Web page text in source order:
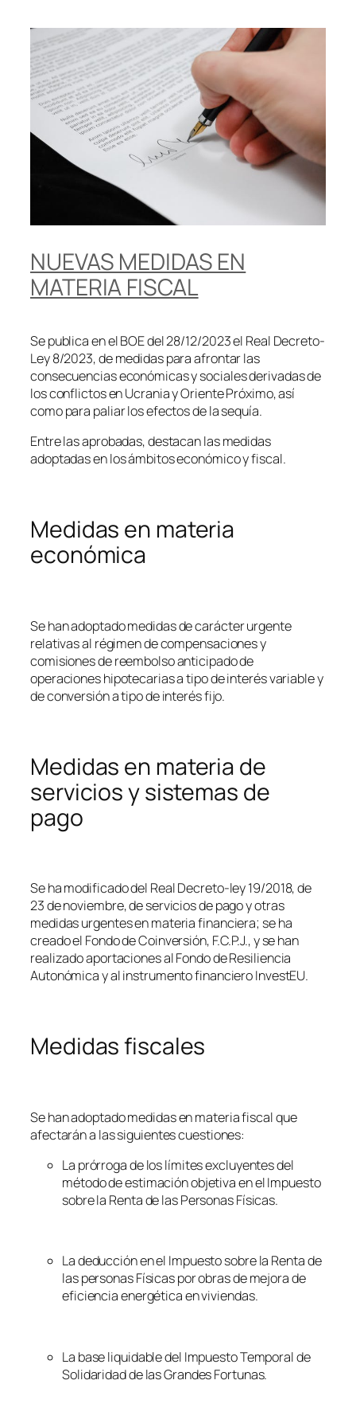
NUEVAS MEDIDAS EN
MATERIA FISCAL
Se publica en el BOE del 28/12/2023 el Real Decreto-
Ley 8/2023, de medidas para afrontar las
consecuencias económicas y sociales derivadas de
los conflictos en Ucrania y Oriente Próximo, así
como para paliar los efectos de la sequía.
Entre las aprobadas, destacan las medidas
adoptadas en los ámbitos económico y fiscal.
Medidas en materia
económica
Se han adoptado medidas de carácter urgente
relativas al régimen de compensaciones y
comisiones de reembolso anticipado de
operaciones hipotecarias a tipo de interés variable y
de conversión a tipo de interés fijo.
Medidas en materia de
servicios y sistemas de
pago
Se ha modificado del Real Decreto-ley 19/2018, de
23 de noviembre, de servicios de pago y otras
medidas urgentes en materia financiera; se ha
creado el Fondo de Coinversión, F.C.P.J., y se han
realizado aportaciones al Fondo de Resiliencia
Autonómica y al instrumento financiero InvestEU.
Medidas fiscales
Se han adoptado medidas en materia fiscal que
afectarán a las siguientes cuestiones:
La prórroga de los límites excluyentes del
método de estimación objetiva en el Impuesto
sobre la Renta de las Personas Físicas.
La deducción en el Impuesto sobre la Renta de
las personas Físicas por obras de mejora de
eficiencia energética en viviendas.
La base liquidable del Impuesto Temporal de
Solidaridad de las Grandes Fortunas.